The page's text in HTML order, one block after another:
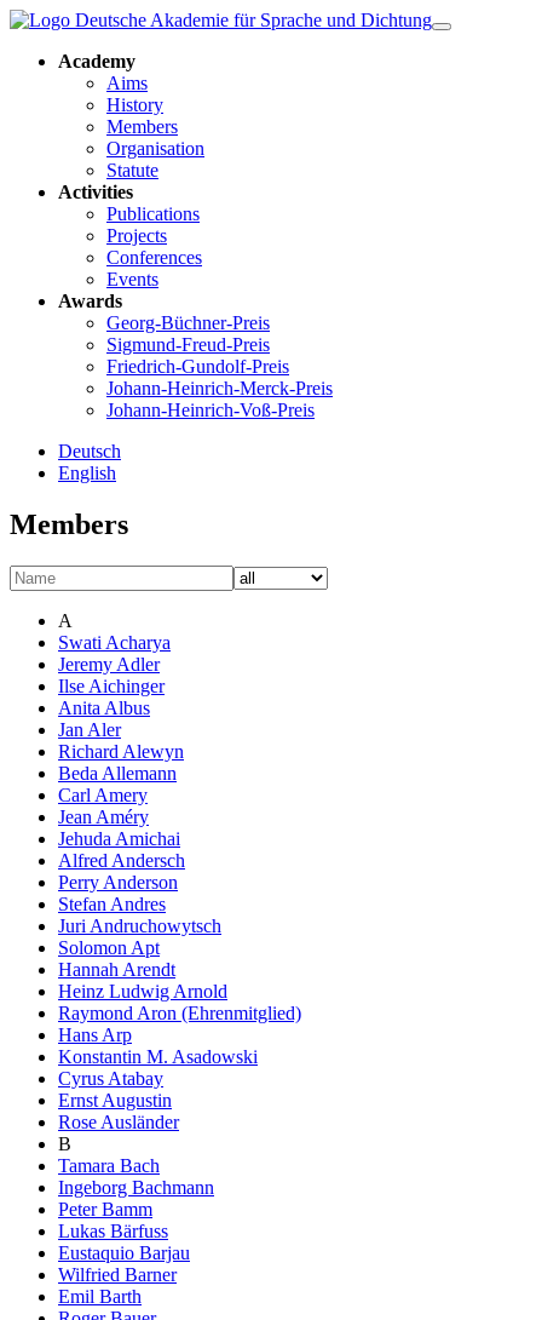
Academy
Aims
History
Members
Organisation
Statute
Activities
Publications
Projects
Conferences
Events
Awards
Georg-Büchner-Preis
Sigmund-Freud-Preis
Friedrich-Gundolf-Preis
Johann-Heinrich-Merck-Preis
Johann-Heinrich-Voß-Preis
Deutsch
English
Members
A
Swati Acharya
Jeremy Adler
Ilse Aichinger
Anita Albus
Jan Aler
Richard Alewyn
Beda Allemann
Carl Amery
Jean Améry
Jehuda Amichai
Alfred Andersch
Perry Anderson
Stefan Andres
Juri Andruchowytsch
Solomon Apt
Hannah Arendt
Heinz Ludwig Arnold
Raymond Aron (Ehrenmitglied)
Hans Arp
Konstantin M. Asadowski
Cyrus Atabay
Ernst Augustin
Rose Ausländer
B
Tamara Bach
Ingeborg Bachmann
Peter Bamm
Lukas Bärfuss
Eustaquio Barjau
Wilfried Barner
Emil Barth